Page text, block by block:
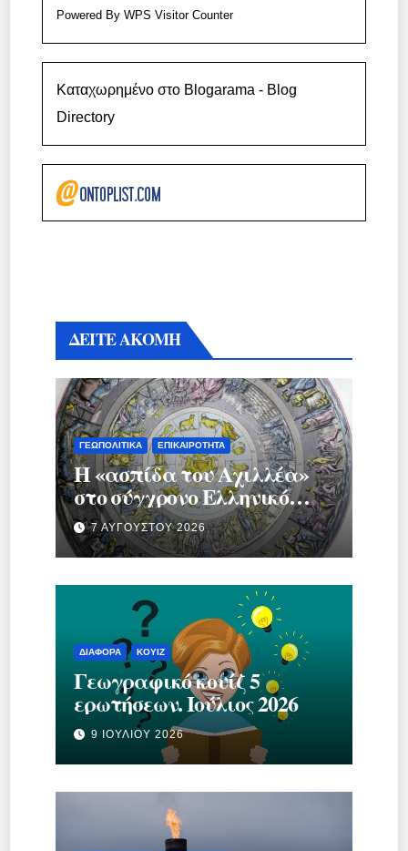
Powered ByWPS Visitor Counter
Καταχωρημένο στο Blogarama - Blog
Directory
ΔΕΙΤΕ ΑΚΟΜΗ
ΓΕΩΠΟΛΙΤΙΚΆ ΕΠΙΚΑΙΡΌΤΗΤΑ
Η «ασπίδα του Αχιλλέα»
στο σύγχρονο Ελληνικό
κράτος.
7 ΑΥΓΟΎΣΤΟΥ 2026
ΔΙΆΦΟΡΑ ΚΟΥΊΖ
Γεωγραφικό κουίζ 5
ερωτήσεων. Ιούλιος 2026
9 ΙΟΥΛΊΟΥ 2026